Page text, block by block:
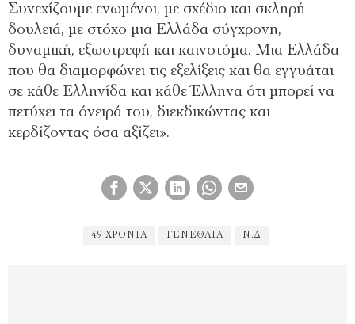
Συνεχίζουμε ενωμένοι, με σχέδιο και σκληρή
δουλειά, με στόχο μια Ελλάδα σύγχρονη,
δυναμική, εξωστρεφή και καινοτόμα. Μια Ελλάδα
που θα διαμορφώνει τις εξελίξεις και θα εγγυάται
σε κάθε Ελληνίδα και κάθε Έλληνα ότι μπορεί να
πετύχει τα όνειρά του, διεκδικώντας και
κερδίζοντας όσα αξίζει».
49 ΧΡΌΝΙΑ ΓΕΝΈΘΛΙΑ Ν.Δ